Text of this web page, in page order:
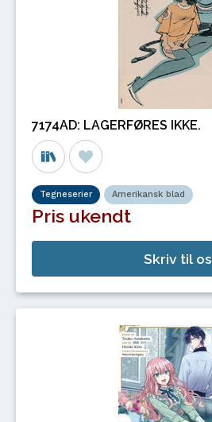
7174AD: LAGERFØRES IKKE.
Tegneserier Amerikansk blad
Pris ukendt
Skriv til os